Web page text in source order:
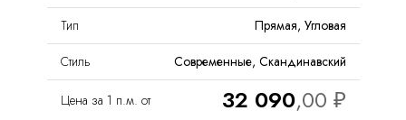
Партнерам
Контакты
Акции
Тип
Прямая, Угловая
Стиль
Современные, Скандинавский
Цена за 1 п.м. от 32 090